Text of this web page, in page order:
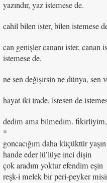
yazındır, yaz istemese de.
cahil bilen ister, bilen istemese
can genişler cananı ister, canan
istemese de.
ne sen değişirsin ne dünya, sen
hayat iki irade, istesen de
dedim ama bilmedim. fikirliyim,
*
goncacığım daha küçüktür yaşın
hande eder lü’lüye inci dişin
çok aradım yoktur efendim eşin
reşk-i melek bir peri-peyker